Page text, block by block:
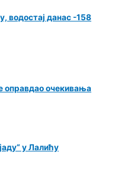
водостај данас -158
оправдао очекивања
у Лалићу